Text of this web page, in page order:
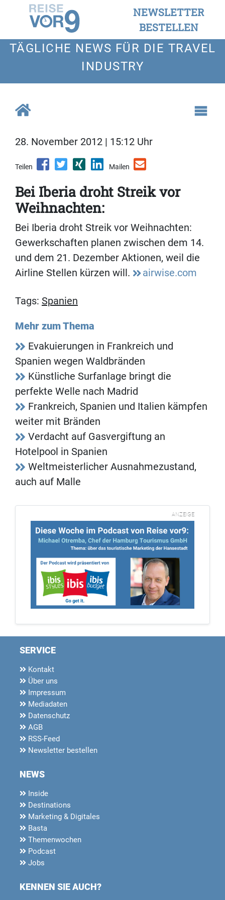
NEWSLETTER
BESTELLEN
TÄGLICHE NEWS FÜR DIE TRAVEL
INDUSTRY
28. November 2012 | 15:12 Uhr
Teilen Mailen
Bei Iberia droht Streik vor
Weihnachten:
Bei Iberia droht Streik vor Weihnachten:
Gewerkschaften planen zwischen dem 14.
und dem 21. Dezember Aktionen, weil die
Airline Stellen kürzen will.
airwise.com
Tags: Spanien
Mehr zum Thema
Evakuierungen in Frankreich und
Spanien wegen Waldbränden
Künstliche Surfanlage bringt die
perfekte Welle nach Madrid
Frankreich, Spanien und Italien kämpfen
weiter mit Bränden
Verdacht auf Gasvergiftung an
Hotelpool in Spanien
Weltmeisterlicher Ausnahmezustand,
auch auf Malle
ANZEIGE
SERVICE
Kontakt
Über uns
Impressum
Mediadaten
Datenschutz
AGB
RSS-Feed
Newsletter bestellen
NEWS
Inside
Destinations
Marketing & Digitales
Basta
Themenwochen
Podcast
Jobs
KENNEN SIE AUCH?